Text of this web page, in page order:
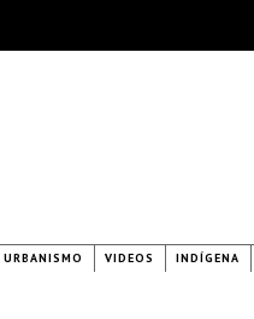
URBANISMO VIDEOS INDÍGENA